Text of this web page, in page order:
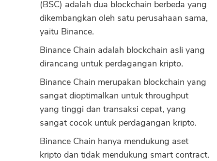
(BSC) adalah dua blockchain berbeda yang
dikembangkan oleh satu perusahaan sama,
yaitu Binance.
Binance Chain adalah blockchain asli yang
dirancang untuk perdagangan kripto.
Binance Chain merupakan blockchain yang
sangat dioptimalkan untuk throughput
yang tinggi dan transaksi cepat, yang
sangat cocok untuk perdagangan kripto.
Binance Chain hanya mendukung aset
kripto dan tidak mendukung smart contract.